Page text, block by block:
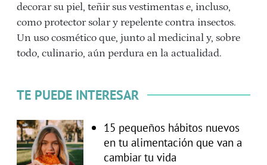
decorar su piel, teñir sus vestimentas e, incluso,
como protector solar y repelente contra insectos.
Un uso cosmético que, junto al medicinal y, sobre
todo, culinario, aún perdura en la actualidad.
TE PUEDE INTERESAR
15 pequeños hábitos nuevos
en tu alimentación que van a
cambiar tu vida